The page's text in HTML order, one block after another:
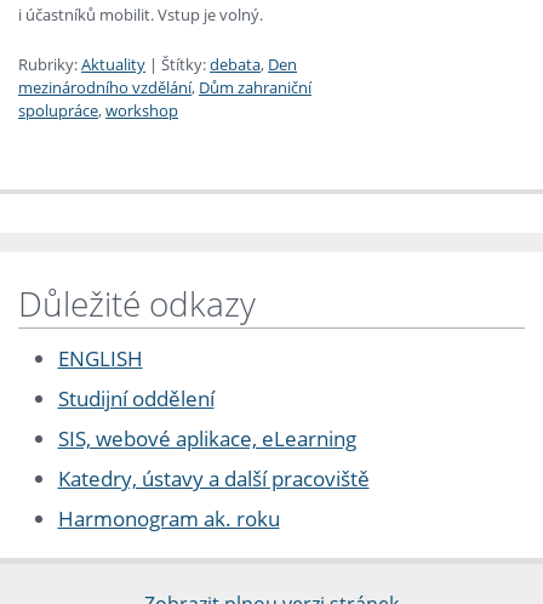
i účastníků mobilit. Vstup je volný.
Rubriky:Aktuality | Štítky:debata, Den
mezinárodního vzdělání, Dům zahraniční
spolupráce,workshop
Důležité odkazy
ENGLISH
Studijní oddělení
SIS, webové aplikace, eLearning
Katedry, ústavy a další pracoviště
Harmonogram ak. roku